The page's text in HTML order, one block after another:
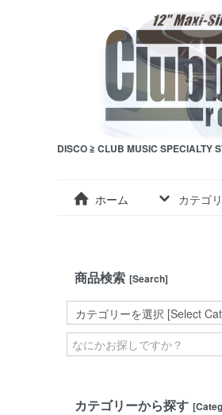
DISCO ≧ CLUB MUSIC SPECIALTY
ホーム カテゴ
商品検索 [Search]
カテゴリーから探す